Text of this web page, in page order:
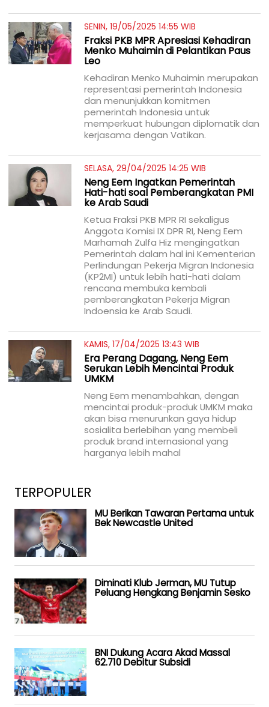
SENIN, 19/05/2025 14:55 WIB
Fraksi PKB MPR Apresiasi Kehadiran
Menko Muhaimin di Pelantikan Paus
Leo
Kehadiran Menko Muhaimin merupakan
representasi pemerintah Indonesia
dan menunjukkan komitmen
pemerintah Indonesia untuk
memperkuat hubungan diplomatik dan
kerjasama dengan Vatikan.
SELASA, 29/04/2025 14:25 WIB
Neng Eem Ingatkan Pemerintah
Hati-hati soal Pemberangkatan PMI
ke Arab Saudi
Ketua Fraksi PKB MPR RI sekaligus
Anggota Komisi IX DPR RI, Neng Eem
Marhamah Zulfa Hiz mengingatkan
Pemerintah dalam hal ini Kementerian
Perlindungan Pekerja Migran Indonesia
(KP2MI) untuk lebih hati-hati dalam
rencana membuka kembali
pemberangkatan Pekerja Migran
Indoensia ke Arab Saudi.
KAMIS, 17/04/2025 13:43 WIB
Era Perang Dagang, Neng Eem
Serukan Lebih Mencintai Produk
UMKM
Neng Eem menambahkan, dengan
mencintai produk-produk UMKM maka
akan bisa menurunkan gaya hidup
sosialita berlebihan yang membeli
produk brand internasional yang
harganya lebih mahal
TERPOPULER
MU Berikan Tawaran Pertama untuk
Bek Newcastle United
Diminati Klub Jerman, MU Tutup
Peluang Hengkang Benjamin Sesko
BNI Dukung Acara Akad Massal
62.710 Debitur Subsidi